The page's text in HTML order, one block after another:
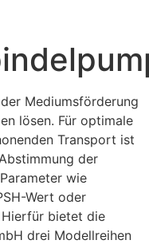
Mediumsförderung
lösen. Für optimale
Transport ist
der
wie
Wert oder
bietet die
drei Modellreihen